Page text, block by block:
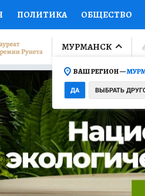
ПОЛИТИКА ОБЩЕСТВО
КОЛУМНИСТЫ
ОТКРЫВАЕМ МИР
ПРОМОКОДЫ
ТЕЛЕВИЗОР КОЛЛЕКЦИИ
НОВОЕ НА САЙТЕ
МУРМАНСК
ВАШ РЕГИОН —
ДА ВЫБРАТЬ